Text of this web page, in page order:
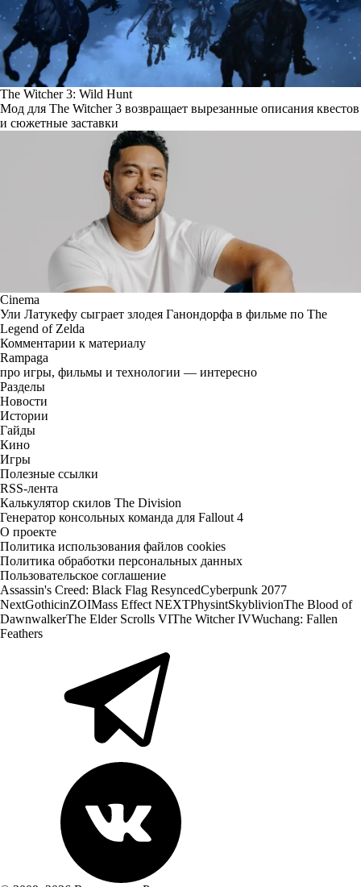
The Witcher 3: Wild Hunt
Мод для The Witcher 3 возвращает вырезанные описания квестов
и сюжетные заставки
Cinema
Ули Латукефу сыграет злодея Ганондорфа в фильме по The
Legend of Zelda
Комментарии к материалу
Rampaga
про игры, фильмы и технологии — интересно
Разделы
Новости
Истории
Гайды
Кино
Игры
Полезные ссылки
RSS-лента
Калькулятор скилов The Division
Генератор консольных команда для Fallout 4
О проекте
Политика использования файлов cookies
Политика обработки персональных данных
Пользовательское соглашение
Assassin's Creed: Black Flag ResyncedCyberpunk 2077
NextGothicinZOIMass Effect NEXTPhysintSkyblivionThe Blood of
DawnwalkerThe Elder Scrolls VIThe Witcher IVWuchang: Fallen
Feathers